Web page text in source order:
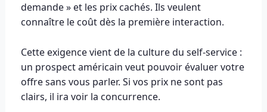
demande » et les prix cachés. Ils veulent
connaître le coût dès la première interaction.
Cette exigence vient de la culture du self-service :
un prospect américain veut pouvoir évaluer votre
offre sans vous parler. Si vos prix ne sont pas
clairs, il ira voir la concurrence.